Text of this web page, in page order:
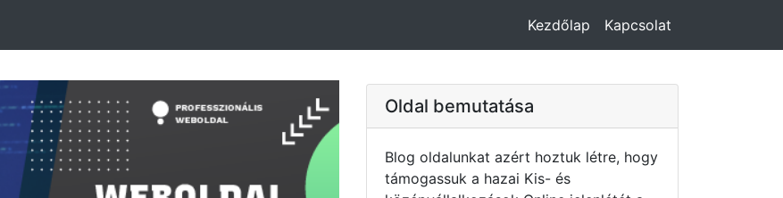
Kezdőlap Kapcsolat
Oldal bemutatása
Blog oldalunkat azért hoztuk létre, hogy
támogassuk a hazai Kis- és